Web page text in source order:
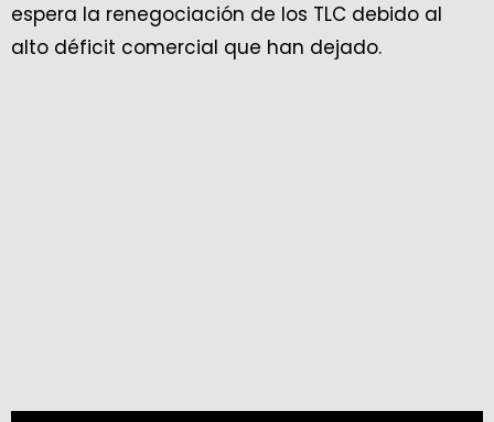
espera la renegociación de los TLC debido al
alto déficit comercial que han dejado.